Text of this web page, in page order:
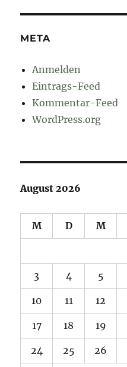
META
Anmelden
Eintrags-Feed
Kommentar-Feed
WordPress.org
August 2026
M D M
3 4 5
10 11 12
17 18 19
24 25 26